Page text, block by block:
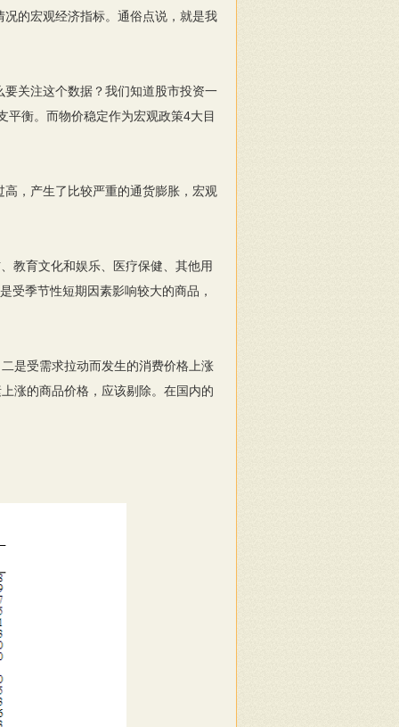
的宏观经济指标。通俗点说，就是我
关注这个数据？我们知道股市投资一
衡。而物价稳定作为宏观政策4大目
，产生了比较严重的通货膨胀，宏观
育文化和娱乐、医疗保健、其他用
受季节性短期因素影响较大的商品，
是受需求拉动而发生的消费价格上涨
涨的商品价格，应该剔除。在国内的